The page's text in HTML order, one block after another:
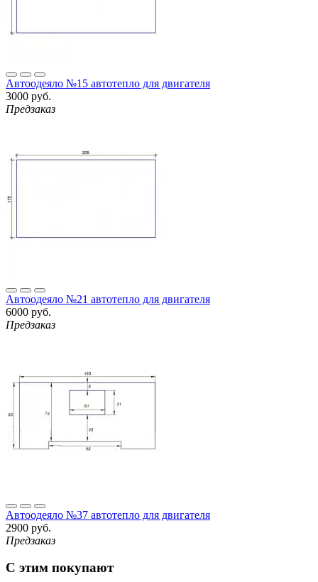
Автоодеяло №15 автотепло для двигателя
3000 руб.
Предзаказ
Автоодеяло №21 автотепло для двигателя
6000 руб.
Предзаказ
Автоодеяло №37 автотепло для двигателя
2900 руб.
Предзаказ
С этим покупают